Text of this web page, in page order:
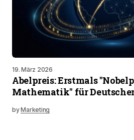
19. März 2026
Abelpreis: Erstmals
Mathematik" für
byMarketing